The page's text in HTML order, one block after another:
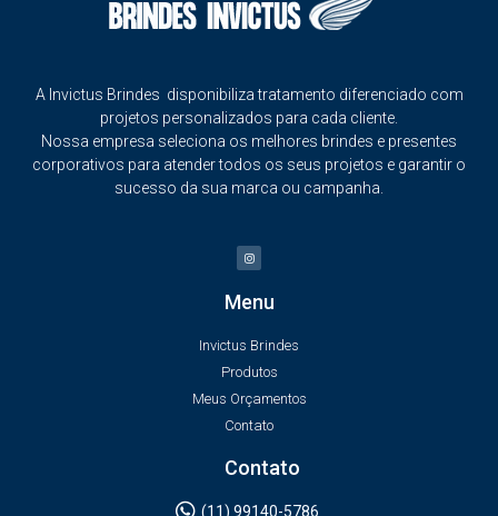
A Invictus Brindes disponibiliza tratamento diferenciado com
projetos personalizados para cada cliente.
Nossa empresa seleciona os melhores brindes e presentes
corporativos para atender todos os seus projetos e garantir o
sucesso da sua marca ou campanha.
Menu
Invictus Brindes
Produtos
Meus Orçamentos
Contato
Contato
(11) 99140-5786